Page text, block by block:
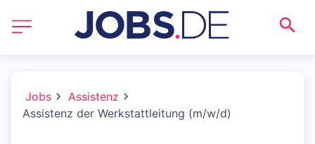
Jobs
Assistenz
Assistenz der Werkstattleitung (m/w/d)